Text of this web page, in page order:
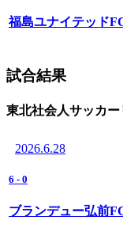
福島ユナイテッド
試合結果
東北社会人サッカー
2026.6.28
6 - 0
ブランデュー弘前